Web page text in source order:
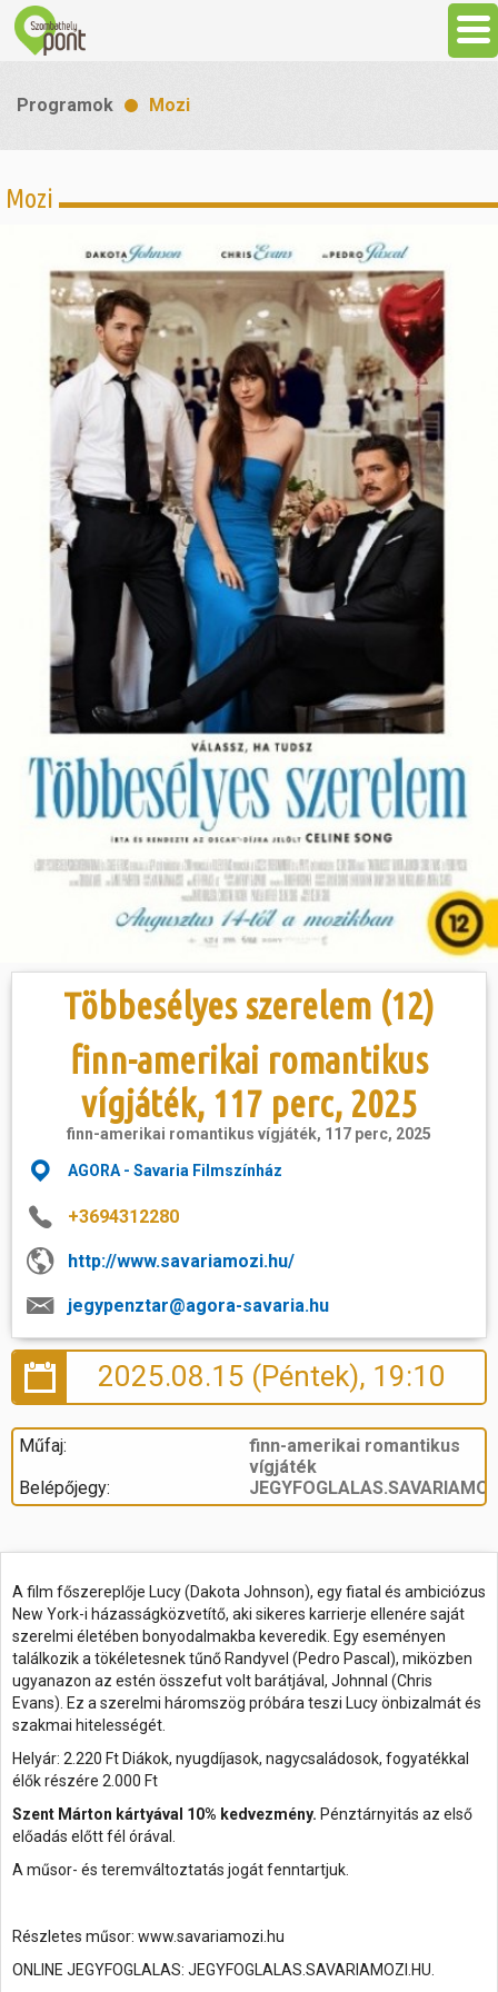
Látnivalók
Gasztronómia
Szállás
Sport
Szabadidő
Hasznos
Programok Mozi
Mozi
Többesélyes szerelem (12)
finn-amerikai romantikus
vígjáték, 117 perc, 2025
finn-amerikai romantikus vígjáték, 117 perc, 2025
AGORA - Savaria Filmszínház
+3694312280
http://www.savariamozi.hu/
jegypenztar@agora-savaria.hu
2025.08.15 (Péntek), 19:10
Műfaj:
finn-amerikai romantikus
vígjáték
Belépőjegy:
A film főszereplője Lucy (Dakota Johnson), egy fiatal és ambiciózus
New York-i házasságközvetítő, aki sikeres karrierje ellenére saját
szerelmi életében bonyodalmakba keveredik. Egy eseményen
találkozik a tökéletesnek tűnő Randyvel (Pedro Pascal), miközben
ugyanazon az estén összefut volt barátjával, Johnnal (Chris
Evans). Ez a szerelmi háromszög próbára teszi Lucy önbizalmát és
szakmai hitelességét.
Helyár: 2.220 Ft Diákok, nyugdíjasok, nagycsaládosok, fogyatékkal
élők részére 2.000 Ft
Szent Márton kártyával 10% kedvezmény. Pénztárnyitás az első
előadás előtt fél órával.
A műsor- és teremváltoztatás jogát fenntartjuk.
Részletes műsor: www.savariamozi.hu
ONLINE JEGYFOGLALAS: JEGYFOGLALAS.SAVARIAMOZI.HU.